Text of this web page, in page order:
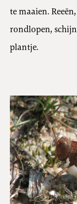
te maaien.
rondlopen,
plantje.